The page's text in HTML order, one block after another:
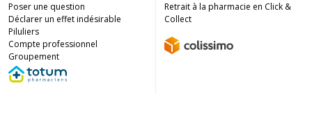
Poser une question
Déclarer un effet indésirable
Piluliers
Compte professionnel
Groupement
Retrait à la pharmacie en Click &
Collect